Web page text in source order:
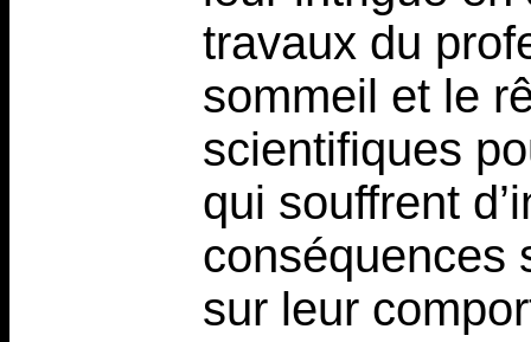
travaux du
sommeil et le
scientifiques
qui souffrent
conséquences
sur leur